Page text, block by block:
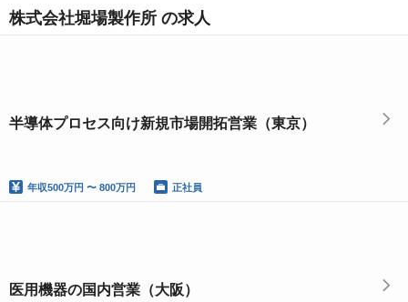
株式会社堀場製作所 の求人
半導体プロセス向け新規市場開拓営業（東京）
年収500万円 〜 800万円 正社員
医用機器の国内営業（大阪）